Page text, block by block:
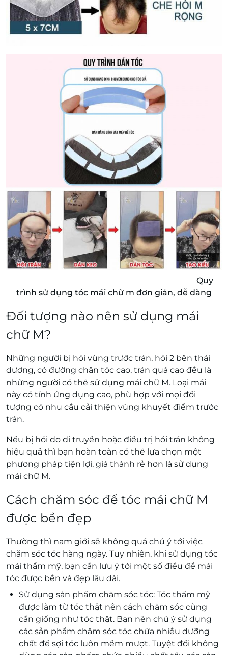
Quy
trình sử dụng tóc mái chữ m đơn giản, dễ dàng
Đối tượng nào nên sử dụng mái
chữ M?
Những người bị hói vùng trước trán, hói 2 bên thái
dương, có đường chân tóc cao, trán quá cao đều là
những người có thể sử dụng mái chữ M. Loại mái
này có tính ứng dụng cao, phù hợp với mọi đối
tượng có nhu cầu cải thiện vùng khuyết điểm trước
trán.
Nếu bị hói do di truyền hoặc điều trị hói trán không
hiệu quả thì bạn hoàn toàn có thể lựa chọn một
phương pháp tiện lợi, giá thành rẻ hơn là sử dụng
mái chữ M.
Cách chăm sóc để tóc mái chữ M
được bền đẹp
Thường thì nam giới sẽ không quá chú ý tới việc
chăm sóc tóc hàng ngày. Tuy nhiên, khi sử dụng tóc
mái thẩm mỹ, bạn cần lưu ý tới một số điều để mái
tóc được bền và đẹp lâu dài.
Sử dụng sản phẩm chăm sóc tóc: Tóc thẩm mỹ
được làm từ tóc thật nên cách chăm sóc cũng
cần giống như tóc thật. Bạn nên chú ý sử dụng
các sản phẩm chăm sóc tóc chứa nhiều dưỡng
chất để sợi tóc luôn mềm mượt. Tuyệt đối không